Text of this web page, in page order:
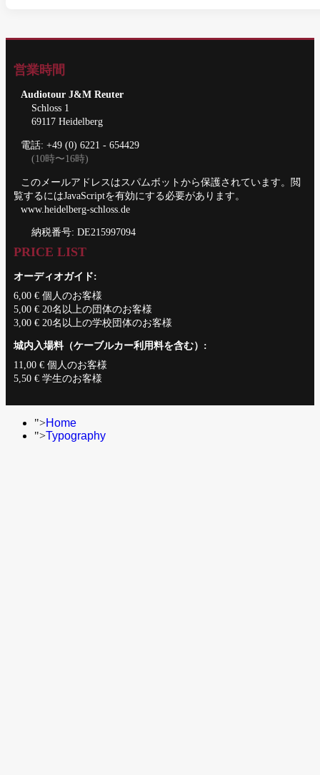
営業時間
Audiotour J&M Reuter
Schloss 1
69117 Heidelberg
電話: +49 (0) 6221 - 654429
(10時〜16時)
このメールアドレスはスパムボットから保護されています。閲
覧するにはJavaScriptを有効にする必要があります。
www.heidelberg-schloss.de
納税番号: DE215997094
PRICE LIST
オーディオガイド:
6,00 € 個人のお客様
5,00 € 20名以上の団体のお客様
3,00 € 20名以上の学校団体のお客様
城内入場料（ケーブルカー利用料を含む）:
11,00 € 個人のお客様
5,50 € 学生のお客様
">Home
">Typography